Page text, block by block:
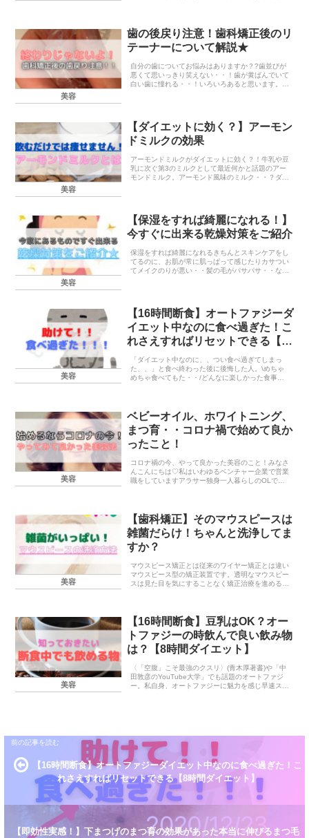
美容
歯の後戻り注意！歯科矯正後のリ
テーナーについて解説★
自分の歯についてお悩みはありますか？?歯並びが
悪くて思いっきり笑えない・・！歯が黄ばんでいて
白い歯に憧れる・・！いろいろあると思います。私
美容
【ダイエットに効く？】アーモン
ドミルクの効果
アーモンドミルクがダイエットに効く？！牛乳や豆
乳に次ぐ第3のミルクとして最近何かと話題のアー
モンドミルク。アーモンド風味のミルク・・？ダイ
美容
【保湿をすれば綺麗になれる！】
今すぐに出来る乾燥対策をご紹介
保湿をすれば綺麗になれるきちんとスキンケアをし
てるのに、お肌が常に肌っぱって感じたりカサつい
てメイクのりが悪い・・髪の毛がパサパサ・・など
美容
【16時間断食】オートファジーダ
イエット中なのに食べ過ぎた！こ
れさえすればリセットできる【8
時間ダイエット】
「ダイエット中なのに、、つい食べ過ぎてしまっ
た、、」と食べ終わった後に後悔した人。\めちゃ
めちゃ食べてもた・・/どんなに楽しかった食事で
美容
ベビーオイル、ホワイトニング、
まつ育・・コロナ禍で始めて良か
ったこと！
コロナ禍の今、やって良かった美容のこと！みなさ
んこんにちは♡私はいわゆるベンチャー企業で営業
職をしていますアラサー独身一人暮らしのOLで
美容
【歯科矯正】そのマウスピースは
雑菌だらけ！ちゃんと洗浄してま
すか？
マウスピース矯正とは従来のワイヤー矯正とは違い
マウスピース型の矯正装置です。透明なマウスピー
スは見た目を気にすることなく矯正治療を進めるこ
美容
【16時間断食】豆乳はOK？オー
トファジーの時飲んで良い飲み物
は？【8時間ダイエット】
〈「空腹」こそ最強のクスリ〉(青木厚著書)や「中
田敦彦のYouTube大学」でも話題のオートファジ
ー。私自身、オートファジーに魅力を感じ早速スタ
【16時間断食】オートファジーダイエット中なのに食べ過ぎた！こ
れさえすればリセットできる【8時間ダイエット】
【即効性実感！】下まつげのまつ育の効果があった本当に伸びるまつ毛